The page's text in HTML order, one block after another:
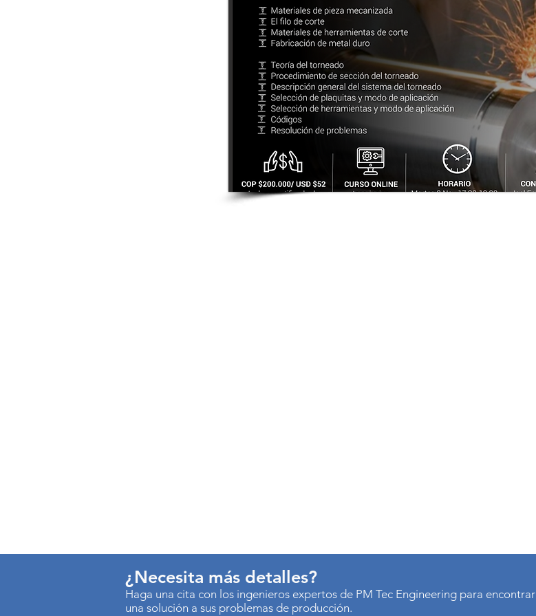
¿Necesita más detalles?
Haga una cita con los ingenieros expertos de PM Tec Engineering para encontrar
una solución a sus problemas de producción.